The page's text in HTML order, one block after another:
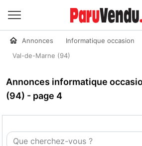
Annonces Informatique occasion
Val-de-Marne (94)
Annonces informatique
(94) - page 4